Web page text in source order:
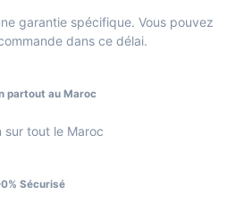
garantie spécifique. Vous pouvez
dans ce délai.
partout au Maroc
sur tout le Maroc
Sécurisé